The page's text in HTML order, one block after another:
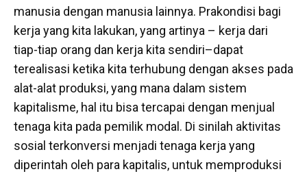
manusia dengan manusia lainnya. Prakondisi bagi
kerja yang kita lakukan, yang artinya – kerja dari
tiap-tiap orang dan kerja kita sendiri–dapat
terealisasi ketika kita terhubung dengan akses pada
alat-alat produksi, yang mana dalam sistem
kapitalisme, hal itu bisa tercapai dengan menjual
tenaga kita pada pemilik modal. Di sinilah aktivitas
sosial terkonversi menjadi tenaga kerja yang
diperintah oleh para kapitalis, untuk memproduksi